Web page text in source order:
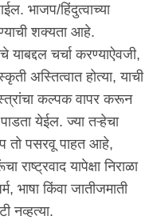
भाजप/हिंदुत्वाच्या
शक्यता आहे.
चर्चा करण्याऐवजी,
अस्तित्वात होत्या, याची
कल्पक वापर करून
येईल. ज्या तऱ्हेचा
तो पसरवू पाहत आहे,
यापेक्षा निराळा
भाषा किंवा जातीजमाती
नव्हत्या.